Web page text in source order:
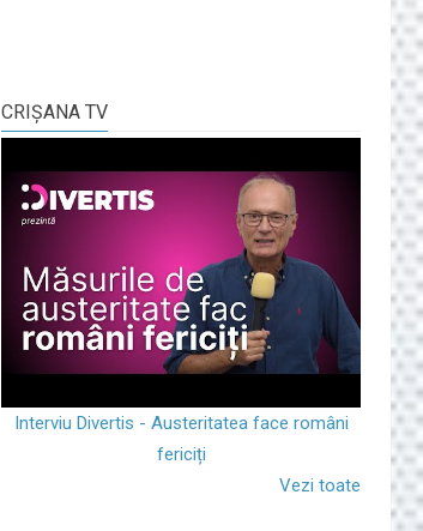
CRIŞANA TV
Interviu Divertis - Austeritatea face români
fericiți
Vezi toate